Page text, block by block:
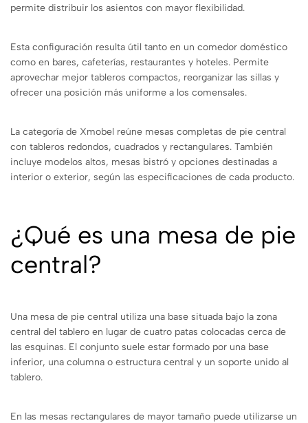
permite distribuir los asientos con mayor flexibilidad.
Esta configuración resulta útil tanto en un comedor doméstico
como en bares, cafeterías, restaurantes y hoteles. Permite
aprovechar mejor tableros compactos, reorganizar las sillas y
ofrecer una posición más uniforme a los comensales.
La categoría de Xmobel reúne mesas completas de pie central
con tableros redondos, cuadrados y rectangulares. También
incluye modelos altos, mesas bistró y opciones destinadas a
interior o exterior, según las especificaciones de cada producto.
¿Qué es una mesa de pie
central?
Una mesa de pie central utiliza una base situada bajo la zona
central del tablero en lugar de cuatro patas colocadas cerca de
las esquinas. El conjunto suele estar formado por una base
inferior, una columna o estructura central y un soporte unido al
tablero.
En las mesas rectangulares de mayor tamaño puede utilizarse un